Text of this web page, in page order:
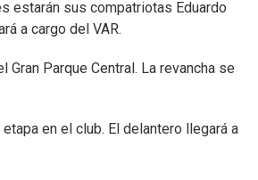
estarán sus compatriotas Eduardo
a cargo del VAR.
Parque Central. La revancha se
en el club. El delantero llegará a